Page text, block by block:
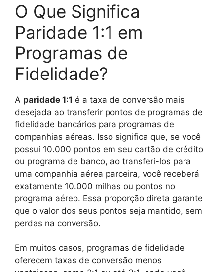
O Que Significa
Paridade 1:1 em
Programas de
Fidelidade?
A paridade 1:1 é a taxa de conversão mais
desejada ao transferir pontos de programas de
fidelidade bancários para programas de
companhias aéreas. Isso significa que, se você
possui 10.000 pontos em seu cartão de crédito
ou programa de banco, ao transferi-los para
uma companhia aérea parceira, você receberá
exatamente 10.000 milhas ou pontos no
programa aéreo. Essa proporção direta garante
que o valor dos seus pontos seja mantido, sem
perdas na conversão.
Em muitos casos, programas de fidelidade
oferecem taxas de conversão menos